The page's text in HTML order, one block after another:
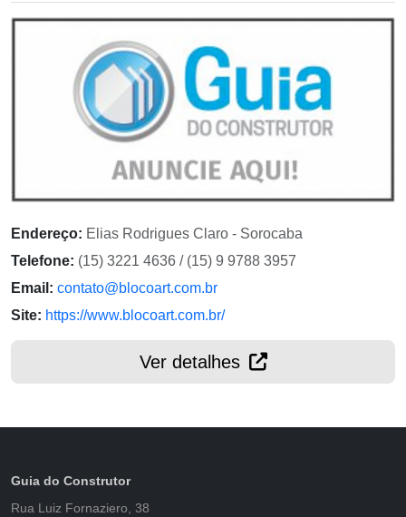
Endereço: Elias Rodrigues Claro - Sorocaba
Telefone: (15) 3221 4636 / (15) 9 9788 3957
Email: contato@blocoart.com.br
Site: https://www.blocoart.com.br/
Ver detalhes
Guia do Construtor
Rua Luiz Fornaziero, 38